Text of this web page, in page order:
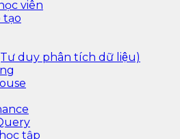
viên
tạo
duy phân tích dữ liệu)
tập